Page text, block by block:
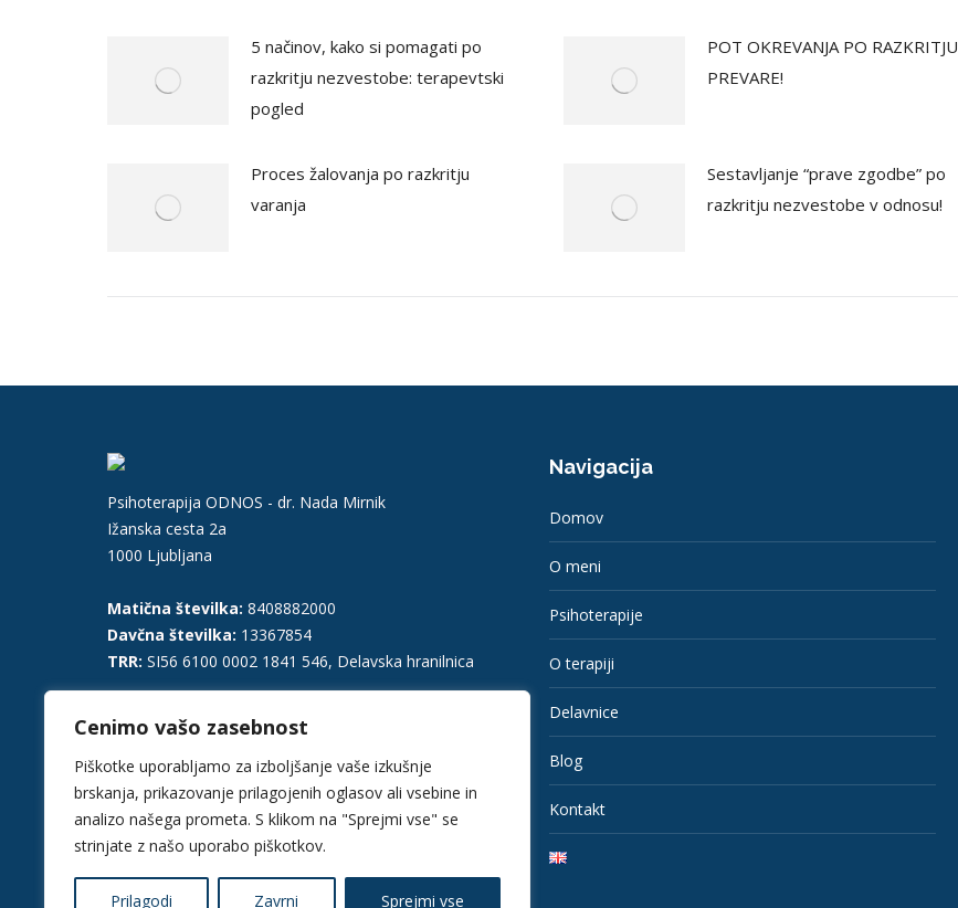
Cenimo vašo zasebnost
Piškotke uporabljamo za izboljšanje vaše izkušnje
brskanja, prikazovanje prilagojenih oglasov ali vsebine in
analizo našega prometa. S klikom na "Sprejmi vse" se
strinjate z našo uporabo piškotkov.
Prilagodi Zavrni Sprejmi vse
5 načinov, kako si pomagati po
razkritju nezvestobe: terapevtski
pogled
POT OKREVANJA PO RAZKRITJU
PREVARE!
Proces žalovanja po razkritju
varanja
Sestavljanje “prave zgodbe” po
razkritju nezvestobe v odnosu!
Psihoterapija ODNOS - dr. Nada Mirnik
Ižanska cesta 2a
1000 Ljubljana
Matična številka: 8408882000
Davčna številka: 13367854
TRR: SI56 6100 0002 1841 546, Delavska hranilnica
Find us on:
Facebook
page
in
YouTube
page
in
Linkedin
page
Instagram
page
Navigacija
Domov
O meni
Psihoterapije
O terapiji
Delavnice
Blog
Kontakt